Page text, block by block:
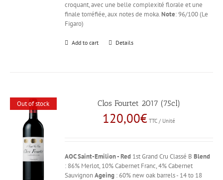
croquant, avec une belle complexité florale et une
finale torréfiée, aux notes de moka.Note: 96/100 (Le
Figaro)
Add to cart Details
Out of stock Clos Fourtet 2017 (75cl)
120,00€ TTC / Unité
AOC Saint-Emilion - Red 1st Grand Cru Classé BBlend
: 86% Merlot, 10% Cabernet Franc, 4% Cabernet
SauvignonAgeing : 60% new oak barrels - 14 to 18